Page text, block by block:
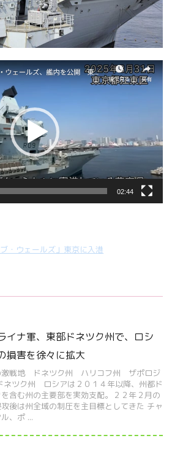
02:44
・ウェールズ」東京に入港
イナ軍、東部ドネツク州で、ロシ
損害を徐々に拡大
激戦地 ドネツク州 ハリコフ州 ザポロジ
ネツク州 ロシアは２０１４年以降、州都ド
含む州の主要部を実効支配。２２年２月の
後は州全域の制圧を主目標としてきた チャ
、ポ ...